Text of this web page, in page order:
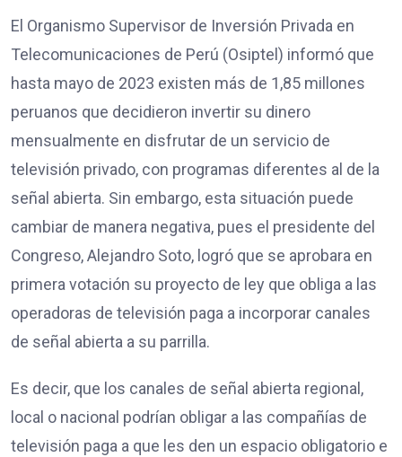
El Organismo Supervisor de Inversión Privada en
Telecomunicaciones de Perú (Osiptel) informó que
hasta mayo de 2023 existen más de 1,85 millones
peruanos que decidieron invertir su dinero
mensualmente en disfrutar de un servicio de
televisión privado, con programas diferentes al de la
señal abierta. Sin embargo, esta situación puede
cambiar de manera negativa, pues el presidente del
Congreso, Alejandro Soto, logró que se aprobara en
primera votación su proyecto de ley que obliga a las
operadoras de televisión paga a incorporar canales
de señal abierta a su parrilla.
Es decir, que los canales de señal abierta regional,
local o nacional podrían obligar a las compañías de
televisión paga a que les den un espacio obligatorio e